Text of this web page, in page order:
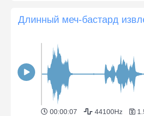
00:00:07 44100Hz